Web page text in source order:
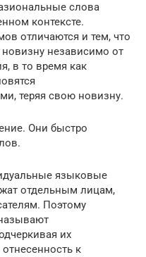
слова
контексте.
отличаются и тем, что
независимо от
в то время как
теряя свою новизну.
Они быстро
языковые
отдельным лицам,
Поэтому
их
к